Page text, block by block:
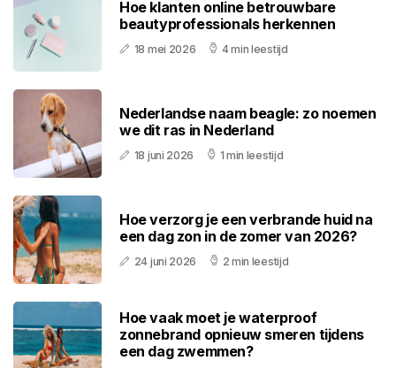
Hoe klanten online betrouwbare
beautyprofessionals herkennen
18 mei 2026 4 min leestijd
Nederlandse naam beagle: zo noemen
we dit ras in Nederland
18 juni 2026 1 min leestijd
Hoe verzorg je een verbrande huid na
een dag zon in de zomer van 2026?
24 juni 2026 2 min leestijd
Hoe vaak moet je waterproof
zonnebrand opnieuw smeren tijdens
een dag zwemmen?